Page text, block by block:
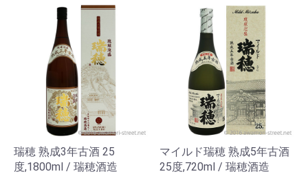
瑞穂 熟成3年古酒 25
度,1800ml / 瑞穂酒造
マイルド瑞穂 熟成5年古酒
25度,720ml / 瑞穂酒造